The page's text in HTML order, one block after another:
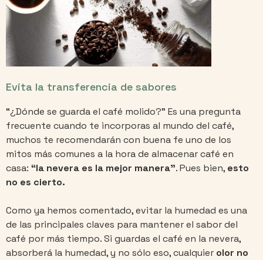
Evita la transferencia de sabores
“¿Dónde se guarda el café molido?” Es una pregunta
frecuente cuando te incorporas al mundo del café,
muchos te recomendarán con buena fe uno de los
mitos más comunes a la hora de almacenar café en
casa: “la nevera es la mejor manera”. Pues bien, esto
no es cierto.
Como ya hemos comentado, evitar la humedad es una
de las principales claves para mantener el sabor del
café por más tiempo. Si guardas el café en la nevera,
absorberá la humedad, y no sólo eso, cualquier olor no